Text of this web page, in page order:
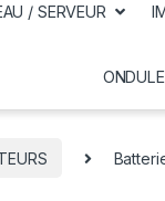
/ SERVEUR